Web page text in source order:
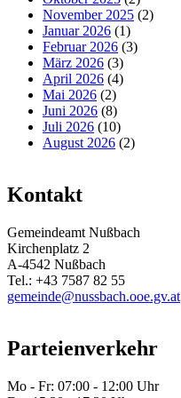
November 2025 (2)
Januar 2026 (1)
Februar 2026 (3)
März 2026 (3)
April 2026 (4)
Mai 2026 (2)
Juni 2026 (8)
Juli 2026 (10)
August 2026 (2)
Kontakt
Gemeindeamt Nußbach
Kirchenplatz 2
A-4542 Nußbach
Tel.: +43 7587 82 55
gemeinde@nussbach.ooe.gv.at
Parteienverkehr
Mo - Fr: 07:00 - 12:00 Uhr